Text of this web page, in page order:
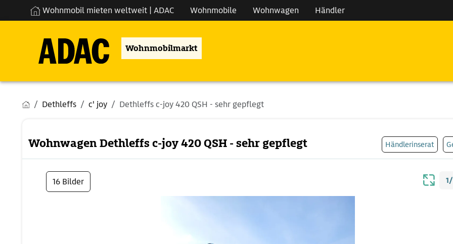
Wohnmobil mieten weltweit | ADAC Wohnmobile Wohnwagen Händler
Wohnmobilmarkt
Dethleffs c' joy Dethleffs c-joy 420 QSH - sehr gepflegt
Wohnwagen Dethleffs c-joy 420 QSH - sehr gepflegt Händlerinserat
16 Bilder